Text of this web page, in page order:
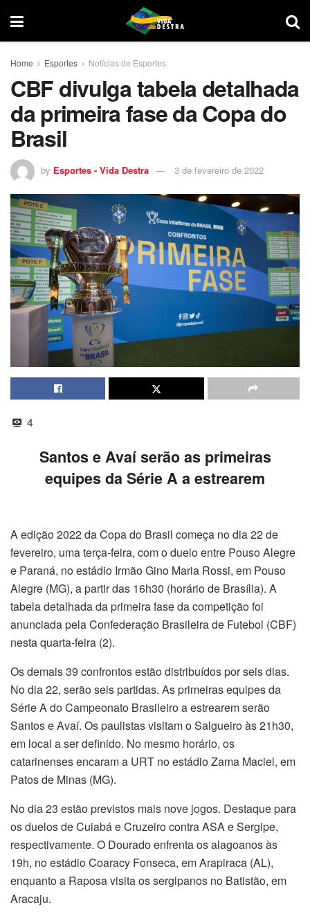
Home Esportes Notícias de Esportes
CBF divulga tabela detalhada
da primeira fase da Copa do
Brasil
by Esportes - Vida Destra 3 de fevereiro de 2022
4
Santos e Avaí serão as primeiras
equipes da Série A a estrearem
A edição 2022 da Copa do Brasil começa no dia 22 de
fevereiro, uma terça-feira, com o duelo entre Pouso Alegre
e Paraná, no estádio Irmão Gino Maria Rossi, em Pouso
Alegre (MG), a partir das 16h30 (horário de Brasília). A
tabela detalhada da primeira fase da competição foi
anunciada pela Confederação Brasileira de Futebol (CBF)
nesta quarta-feira (2).
Os demais 39 confrontos estão distribuídos por seis dias.
No dia 22, serão seis partidas. As primeiras equipes da
Série A do Campeonato Brasileiro a estrearem serão
Santos e Avaí. Os paulistas visitam o Salgueiro às 21h30,
em local a ser definido. No mesmo horário, os
catarinenses encaram a URT no estádio Zama Maciel, em
Patos de Minas (MG).
No dia 23 estão previstos mais nove jogos. Destaque para
os duelos de Cuiabá e Cruzeiro contra ASA e Sergipe,
respectivamente. O Dourado enfrenta os alagoanos às
19h, no estádio Coaracy Fonseca, em Arapiraca (AL),
enquanto a Raposa visita os sergipanos no Batistão, em
Aracaju.